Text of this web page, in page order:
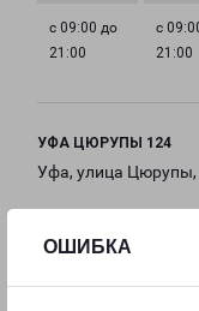
ОШИБКА
с 09:00 до
21:00
с
21:00
УФА ЦЮРУПЫ 124
Уфа, улица Цюрупы,